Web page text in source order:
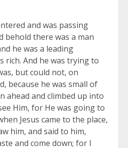
and was passing
behold there was a man
he was a leading
rich. And he was trying to
but could not, on
because he was small of
ahead and climbed up into
Him, for He was going to
Jesus came to the place,
him, and said to him,
and come down; for I